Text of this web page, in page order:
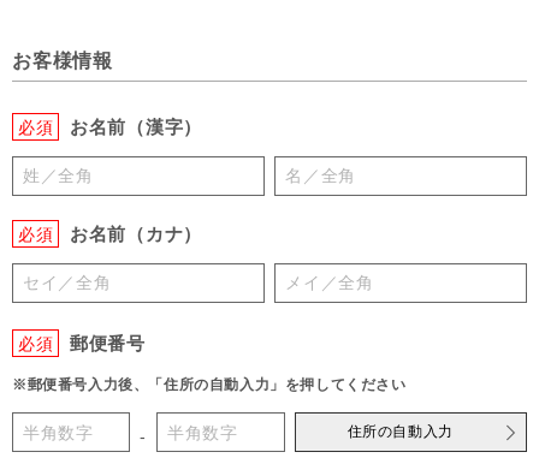
お客様情報
必須 お名前（漢字）
必須 お名前（カナ）
必須 郵便番号
※郵便番号入力後、「住所の自動入力」を押してください
- 住所の自動入力